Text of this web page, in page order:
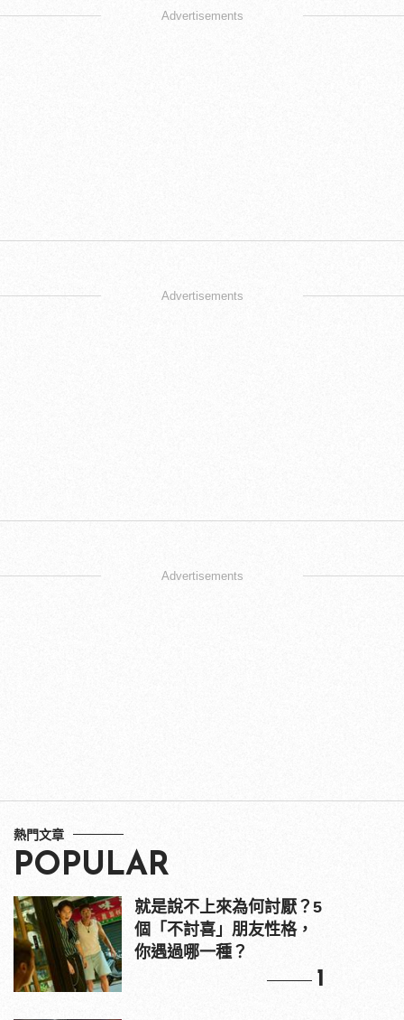
Advertisements
Advertisements
Advertisements
熱門文章
POPULAR
就是說不上來為何討厭？5
個「不討喜」朋友性格，
你遇過哪一種？
1